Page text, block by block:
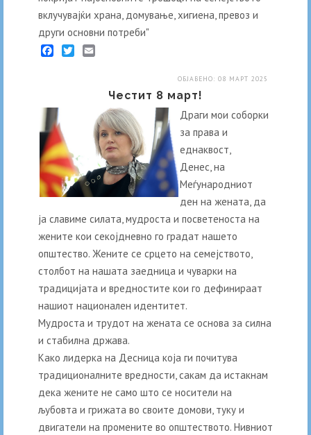
вклучувајќи храна, домување, хигиена, превоз и
други основни потреби"
ОБЈАВЕНО: 08 МАРТ 2025
Честит 8 март!
Драги мои соборки
за права и
еднаквост,
Денес, на
Меѓународниот
ден на жената, да
ја славиме силата, мудроста и посветеноста на
жените кои секојдневно го градат нашето
општество. Жените се срцето на семејството,
столбот на нашата заедница и чуварки на
традицијата и вредностите кои го дефинираат
нашиот национален идентитет.
Мудроста и трудот на жената се основа за силна
и стабилна држава.
Како лидерка на Десница која ги почитува
традиционалните вредности, сакам да истакнам
дека жените не само што се носители на
љубовта и грижата во своите домови, туку и
двигатели на промените во општеството. Нивниот